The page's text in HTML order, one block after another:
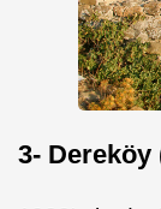
3- Dereköy